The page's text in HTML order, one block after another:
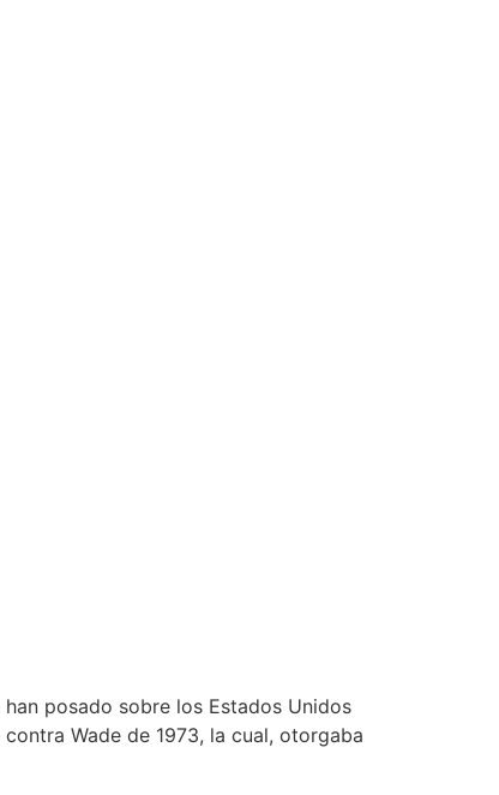
posado sobre los Estados Unidos
Wade de 1973, la cual, otorgaba